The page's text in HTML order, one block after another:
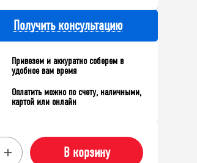
Получить консультацию
Привезем и аккуратно соберем в
удобное вам время
Оплатить можно по счету, наличными,
картой или онлайн
В корзину